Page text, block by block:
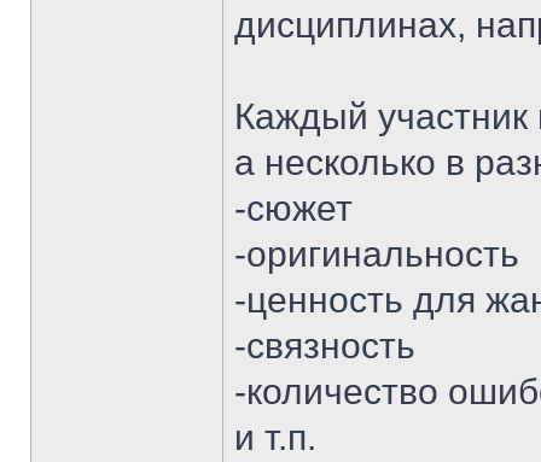
дисциплинах,
Каждый участник
а несколько в
-сюжет
-оригинальность
-ценность для
-связность
-количество
и т.п.